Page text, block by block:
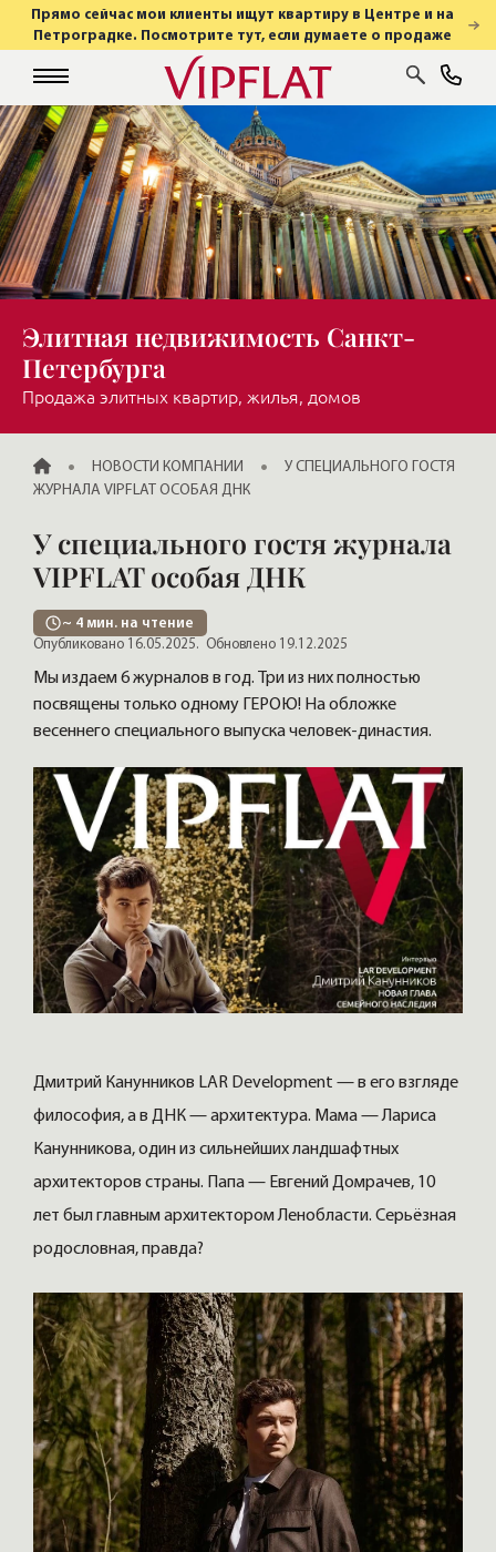
Прямо сейчас мои клиенты ищут квартиру в Центре и на
Петроградке. Посмотрите тут, если думаете о продаже
Элитная недвижимость Санкт-
Петербурга
Продажа элитных квартир, жилья, домов
ГЛАВНАЯНОВОСТИ КОМПАНИИ
У СПЕЦИАЛЬНОГО ГОСТЯ
ЖУРНАЛА VIPFLAT ОСОБАЯ ДНК
У специального гостя журнала
VIPFLAT особая ДНК
~ 4 мин. на чтение
Опубликовано 16.05.2025. Обновлено 19.12.2025
Мы издаем 6 журналов в год. Три из них полностью
посвящены только одному ГЕРОЮ! На обложке
весеннего специального выпуска человек-династия.
Дмитрий Канунников LAR Development — в его взгляде
философия, а в ДНК — архитектура. Мама — Лариса
Канунникова, один из сильнейших ландшафтных
архитекторов страны. Папа — Евгений Домрачев, 10
лет был главным архитектором Ленобласти. Серьёзная
родословная, правда?